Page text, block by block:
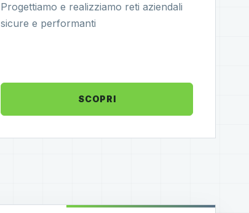
Progettiamo e realizziamo reti aziendali
sicure e performanti
SCOPRI